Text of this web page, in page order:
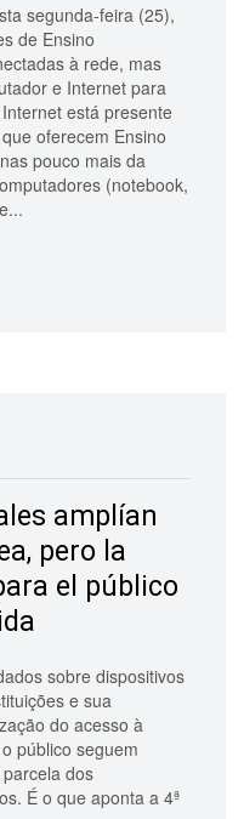
segunda-feira (25),
de Ensino
à rede, mas
e Internet para
está presente
oferecem Ensino
pouco mais da
(notebook,
amplían
pero la
el público
sobre dispositivos
e sua
do acesso à
público seguem
dos
É o que aponta a 4ª